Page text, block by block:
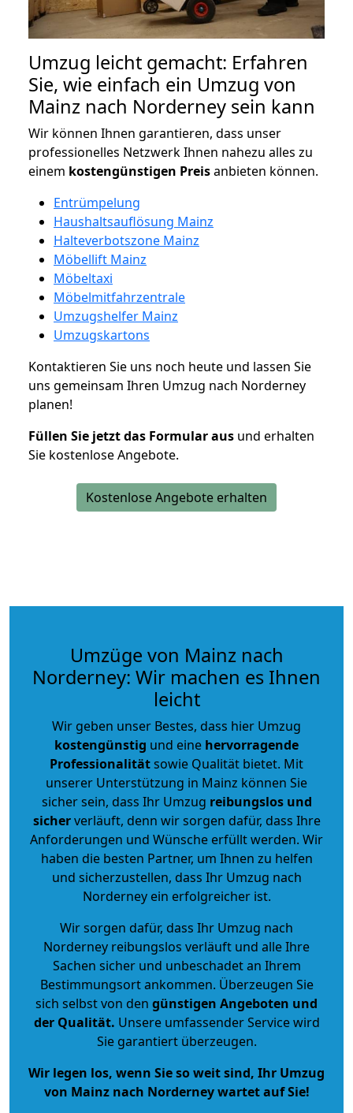
Umzug leicht gemacht: Erfahren
Sie, wie einfach ein Umzug von
Mainz nach Norderney sein kann
Wir können Ihnen garantieren, dass unser
professionelles Netzwerk Ihnen nahezu alles zu
einem kostengünstigen Preisanbieten können.
Entrümpelung
Haushaltsauflösung Mainz
Halteverbotszone Mainz
Möbellift Mainz
Möbeltaxi
Möbelmitfahrzentrale
Umzugshelfer Mainz
Umzugskartons
Kontaktieren Sie uns noch heute und lassen Sie
uns gemeinsam Ihren Umzug nach Norderney
planen!
Füllen Sie jetzt das Formular aus und erhalten
Sie kostenlose Angebote.
Kostenlose Angebote erhalten
Umzüge von Mainz nach
Norderney: Wir machen es Ihnen
leicht
Wir geben unser Bestes, dass hier Umzug
kostengünstig und eine hervorragende
Professionalitätsowie Qualität bietet. Mit
unserer Unterstützung in Mainz können Sie
sicher sein, dass Ihr Umzug reibungslos und
sicherverläuft, denn wir sorgen dafür, dass Ihre
Anforderungen und Wünsche erfüllt werden. Wir
haben die besten Partner, um Ihnen zu helfen
und sicherzustellen, dass Ihr Umzug nach
Norderney ein erfolgreicher ist.
Wir sorgen dafür, dass Ihr Umzug nach
Norderney reibungslos verläuft und alle Ihre
Sachen sicher und unbeschadet an Ihrem
Bestimmungsort ankommen. Überzeugen Sie
sich selbst von den günstigen Angeboten und
der Qualität. Unsere umfassender Service wird
Sie garantiert überzeugen.
Wir legen los, wenn Sie so weit sind, Ihr Umzug
von Mainz nach Norderney wartet auf Sie!